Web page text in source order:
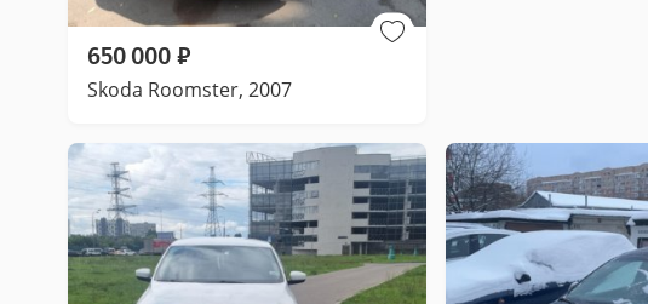
650 000 ₽
Skoda Roomster, 2007